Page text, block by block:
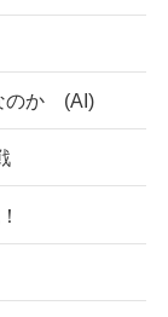
のか (AI)